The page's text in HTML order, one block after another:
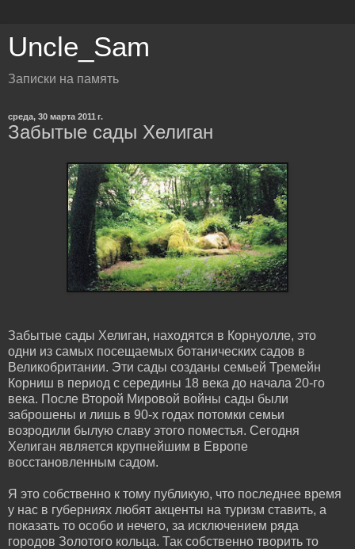
Uncle_Sam
Записки на память
среда, 30 марта 2011 г.
Забытые сады Хелиган
Забытые сады Хелиган, находятся в Корнуолле, это
одни из самых посещаемых ботанических садов в
Великобритании. Эти сады созданы семьей Тремейн
Корниш в период с середины 18 века до начала 20-го
века. После Второй Мировой войны сады были
заброшены и лишь в 90-х годах потомки семьи
возродили былую славу этого поместья. Сегодня
Хелиган является крупнейшим в Европе
восстановленным садом.
Я это собственно к тому публикую, что последнее время
у нас в губерниях любят акценты на туризм ставить, а
показать то особо и нечего, за исключением ряда
городов Золотого кольца. Так собственно творить то